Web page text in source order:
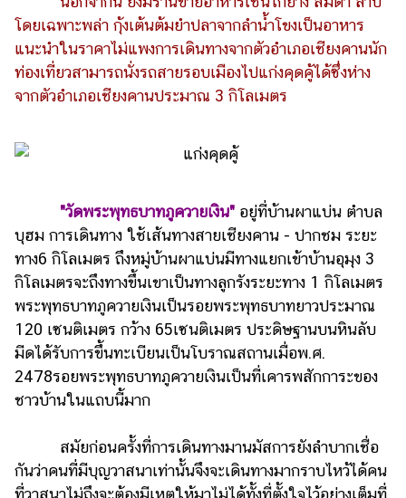
โดยเฉพาะพล่า กุ้งเต้นต้มยำปลาจากลำน้ำโขงเป็นอาหาร
แนะนำในราคาไม่แพงการเดินทางจากตัวอำเภอเชียงคานนัก
ท่องเที่ยวสามารถนั่งรถสายรอบเมืองไปแก่งคุดคู้ได้ซึ่งห่าง
จากตัวอำเภอเชียงคานประมาณ 3 กิโลเมตร
"วัดพระพุทธบาทภูควายเงิน" อยู่ที่บ้านผาแบ่น ตำบล
บุฮม การเดินทาง ใช้เส้นทางสายเชียงคาน - ปากชม ระยะ
ทาง6 กิโลเมตร ถึงหมู่บ้านผาแบ่นมีทางแยกเข้าบ้านอุมุง 3
กิโลเมตรจะถึงทางขึ้นเขาเป็นทางลูกรังระยะทาง 1 กิโลเมตร
พระพุทธบาทภูควายเงินเป็นรอยพระพุทธบาทยาวประมาณ
120 เซนติเมตร กว้าง 65เซนติเมตร ประดิษฐานบนหินลับ
มีดได้รับการขึ้นทะเบียนเป็นโบราณสถานเมื่อพ.ศ.
2478รอยพระพุทธบาทภูควายเงินเป็นที่เคารพสักการะของ
ชาวบ้านในแถบนี้มาก
สมัยก่อนครั้งที่การเดินทางมานมัสการยังลำบากเชื่อ
กันว่าคนที่มีบุญวาสนาเท่านั้นจึงจะเดินทางมากราบไหว้ได้คน
ที่วาสนาไม่ถึงจะต้องมีเหตุให้มาไม่ได้ทั้งที่ตั้งใจไว้อย่างเต็มที่